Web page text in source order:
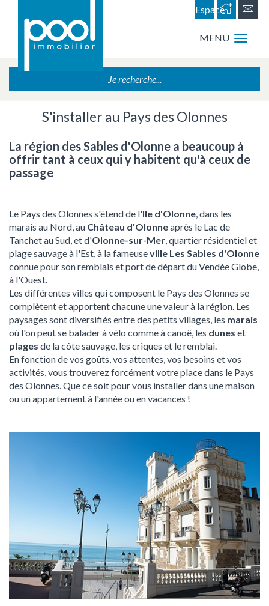
Espace
personnel
MENU
Je recherche...
S'installer au Pays des Olonnes
La région des Sables d'Olonne a beaucoup à
offrir tant à ceux qui y habitent qu'à ceux de
passage
Le Pays des Olonnes s'étend de l'Ile d'Olonne, dans les
marais au Nord, au Château d'Olonneaprès le Lac de
Tanchet au Sud, et d'Olonne-sur-Mer, quartier résidentiel et
plage sauvage à l'Est, à la fameuseville Les Sables d'Olonne
connue pour son remblais et port de départ du Vendée Globe,
à l'Ouest.
Les différentes villes qui composent le Pays des Olonnes se
complètent et apportent chacune une valeur à la région. Les
paysages sont diversifiés entre des petits villages, les marais
où l'on peut se balader à vélo comme à canoë, les dunes et
plages de la côte sauvage, les criques et le remblai.
En fonction de vos goûts, vos attentes, vos besoins et vos
activités, vous trouverez forcément votre place dans le Pays
des Olonnes. Que ce soit pour vous installer dans une maison
ou un appartement à l'année ou en vacances !